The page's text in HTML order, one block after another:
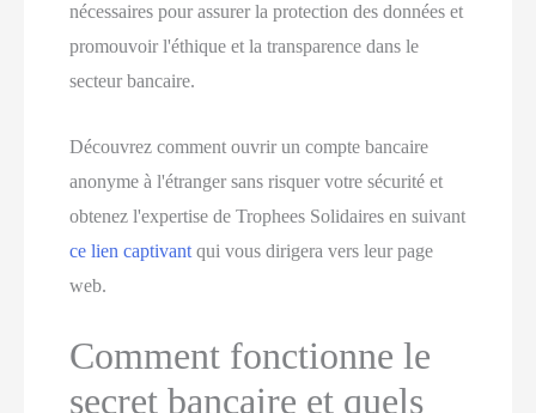
nécessaires pour assurer la protection des données et
promouvoir l'éthique et la transparence dans le
secteur bancaire.
Découvrez comment ouvrir un compte bancaire
anonyme à l'étranger sans risquer votre sécurité et
obtenez l'expertise de Trophees Solidaires en suivant
ce lien captivant qui vous dirigera vers leur page
web.
Comment fonctionne le
secret bancaire et quels